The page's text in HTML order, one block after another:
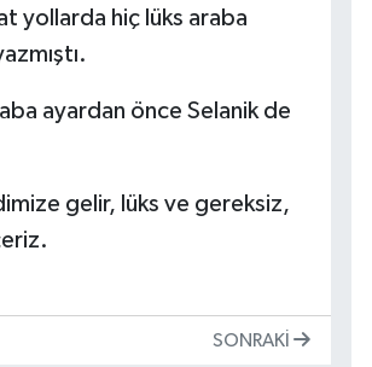
yollarda hiç lüks araba
ayardan önce Selanik de
gelir, lüks ve gereksiz,
SONRAKI